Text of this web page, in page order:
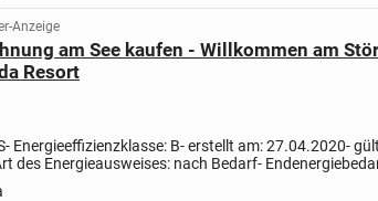
Anzeige
am See kaufen - Willkommen am
Resort
- Energieeffizienzklasse: B- erstellt am: 27.04.2020-
des Energieausweises: nach Bedarf-
(m²a)